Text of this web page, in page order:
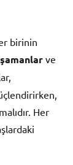
birinin
şamanlar ve
Her